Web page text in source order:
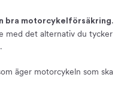
bra motorcykelförsäkring.
med det alternativ du tycker
äger motorcykeln som ska